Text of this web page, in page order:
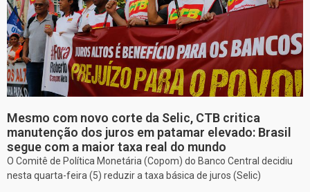
Mesmo com novo corte da Selic, CTB critica
manutenção dos juros em patamar elevado: Brasil
segue com a maior taxa real do mundo
O Comitê de Política Monetária (Copom) do Banco Central decidiu
nesta quarta-feira (5) reduzir a taxa básica de juros (Selic)